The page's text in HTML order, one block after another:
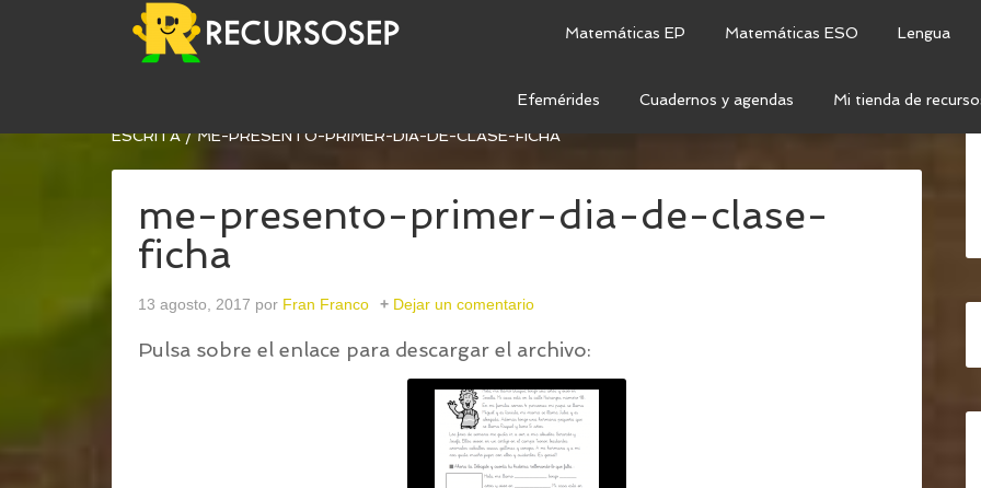
Matemáticas EP Matemáticas ESO Lengua
Efemérides Cuadernos y agendas Mi tienda de
PRESENTACIÓN PARA EL PRIMER DÍA DE CLASE: EXPRESIÓN ORAL Y
ESCRITA /ME-PRESENTO-PRIMER-DIA-DE-CLASE-FICHA
me-presento-primer-dia-de-clase-
ficha
13 agosto, 2017 por Fran Franco Dejar un comentario
Pulsa sobre el enlace para descargar el archivo: